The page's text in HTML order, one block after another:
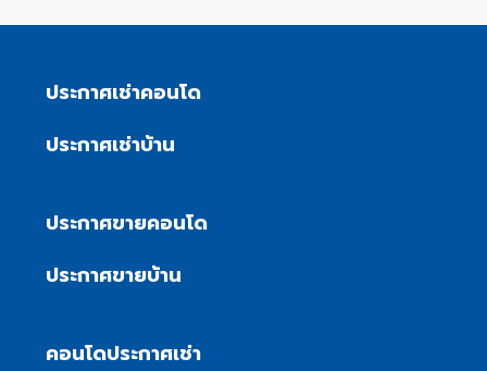
ประกาศเช่าคอนโด
ประกาศเช่าบ้าน
ประกาศขายคอนโด
ประกาศขายบ้าน
คอนโดประกาศเช่า